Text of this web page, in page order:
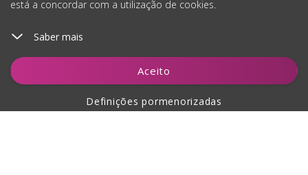
está a concordar com a utilização de cookies.
Saber mais
Aceito
Definições pormenorizadas
Notificar-me